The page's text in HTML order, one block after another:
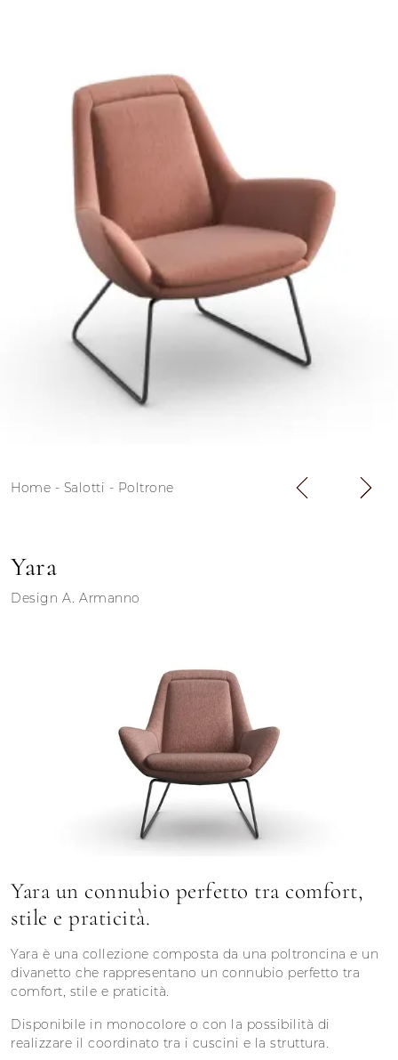
Home - Salotti - Poltrone
Yara
Design A. Armanno
Yara un connubio perfetto tra comfort,
stile e praticità.
Yara è una collezione composta da una poltroncina e un
divanetto che rappresentano un connubio perfetto tra
comfort, stile e praticità.
Disponibile in monocolore o con la possibilità di
realizzare il coordinato tra i cuscini e la struttura.